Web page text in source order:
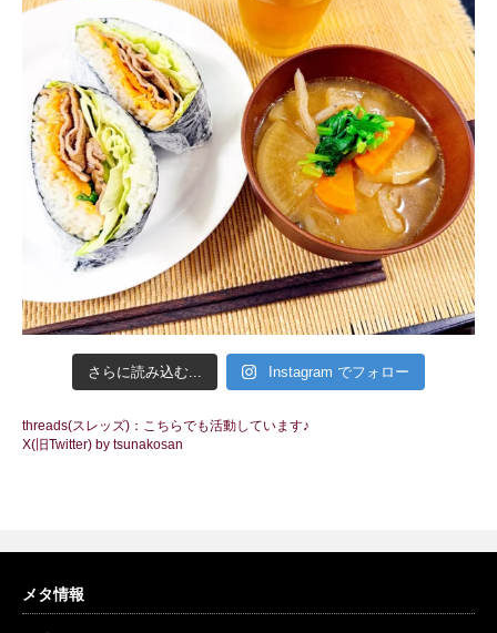
さらに読み込む... Instagram でフォロー
threads(スレッズ)：こちらでも活動しています♪
X(旧Twitter) by tsunakosan
メタ情報